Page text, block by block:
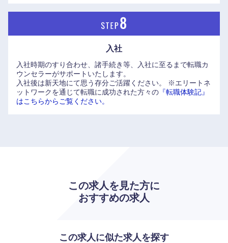
入社
入社時期のすり合わせ、諸手続き等、入社に至るまで転職カ
ウンセラーがサポートいたします。
入社後は新天地にて思う存分ご活躍ください。
※エリートネ
ットワークを通じて転職に成功された方々の 『転職体験記』
はこちらからご覧ください。
この求人を見た方に
おすすめの求人
この求人に似た求人を探す